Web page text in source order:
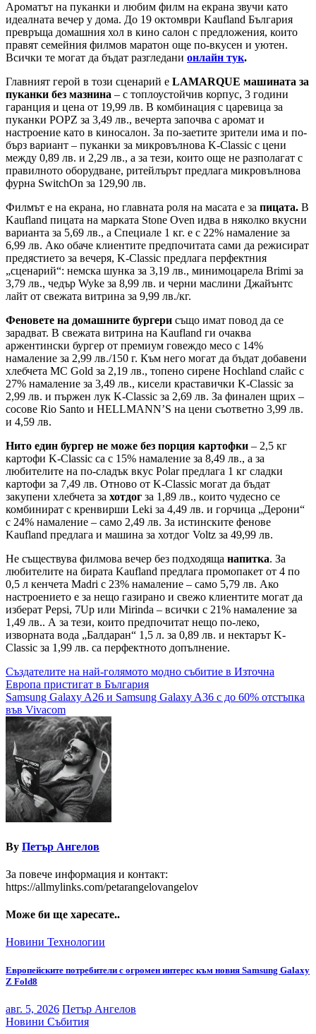
Ароматът на пуканки и любим филм на екрана звучи като
идеалната вечер у дома. До 19 октомври Kaufland България
превръща домашния хол в кино салон с предложения, които
правят семейния филмов маратон още по-вкусен и уютен.
Всички те могат да бъдат разгледани онлайн тук.
Главният герой в този сценарий е LAMARQUE машината за
пуканки без мазнина – с топлоустойчив корпус, 3 години
гаранция и цена от 19,99 лв. В комбинация с царевица за
пуканки POPZ за 3,49 лв., вечерта започва с аромат и
настроение като в киносалон. За по-заетите зрители има и по-
бърз вариант – пуканки за микровълнова K-Classic с цени
между 0,89 лв. и 2,29 лв., а за тези, които още не разполагат с
правилното оборудване, ритейлърът предлага микровълнова
фурна SwitchOn за 129,90 лв.
Филмът е на екрана, но главната роля на масата е за пицата. В
Kaufland пицата на марката Stone Oven идва в няколко вкусни
варианта за 5,69 лв., а Специале 1 кг. е с 22% намаление за
6,99 лв. Ако обаче клиентите предпочитата сами да режисират
предястието за вечеря, K-Classic предлага перфектния
„сценарий“: немска шунка за 3,19 лв., минимоцарела Brimi за
3,79 лв., чедър Wyke за 8,99 лв. и черни маслини Джайънтс
лайт от свежата витрина за 9,99 лв./кг.
Феновете на домашните бургери също имат повод да се
зарадват. В свежата витрина на Kaufland ги очаква
аржентински бургер от премиум говеждо месо с 14%
намаление за 2,99 лв./150 г. Към него могат да бъдат добавени
хлебчета MC Gold за 2,19 лв., топено сирене Hochland слайс с
27% намаление за 3,49 лв., кисели краставички K-Classic за
2,99 лв. и пържен лук K-Classic за 2,69 лв. За финален щрих –
сосове Rio Santo и HELLMANN’S на цени съответно 3,99 лв.
и 4,59 лв.
Нито един бургер не може без порция картофки – 2,5 кг
картофи K-Classic са с 15% намаление за 8,49 лв., а за
любителите на по-сладък вкус Polar предлага 1 кг сладки
картофи за 7,49 лв. Отново от K-Classic могат да бъдат
закупени хлебчета за хотдог за 1,89 лв., които чудесно се
комбинират с кренвирши Leki за 4,49 лв. и горчица „Дерони“
с 24% намаление – само 2,49 лв. За истинските фенове
Kaufland предлага и машина за хотдог Voltz за 49,99 лв.
Не съществува филмова вечер без подходяща напитка. За
любителите на бирата Kaufland предлага промопакет от 4 по
0,5 л кенчета Madri с 23% намаление – само 5,79 лв. Ако
настроението е за нещо газирано и свежо клиентите могат да
изберат Pepsi, 7Up или Mirinda – всички с 21% намаление за
1,49 лв.. А за тези, които предпочитат нещо по-леко,
изворната вода „Балдаран“ 1,5 л. за 0,89 лв. и нектарът K-
Classic за 1,99 лв. са перфектното допълнение.
Навигация
Създателите на най-голямото модно събитие в Източна
Европа пристигат в България
Samsung Galaxy A26 и Samsung Galaxy A36 с до 60% отстъпка
във Vivacom
By Петър Ангелов
За повече информация и контакт:
https://allmylinks.com/petarangelovangelov
Може би ще харесате..
Новини Технологии
Европейските потребители с огромен интерес към новия Samsung Galaxy
Z Fold8
авг. 5, 2026 Петър Ангелов
Новини Събития